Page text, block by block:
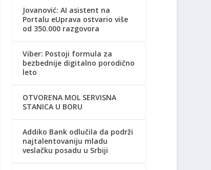
Jovanović: AI asistent na
Portalu eUprava ostvario više
od 350.000 razgovora
Viber: Postoji formula za
bezbednije digitalno porodično
leto
OTVORENA MOL SERVISNA
STANICA U BORU
Addiko Bank odlučila da podrži
najtalentovaniju mladu
veslačku posadu u Srbiji